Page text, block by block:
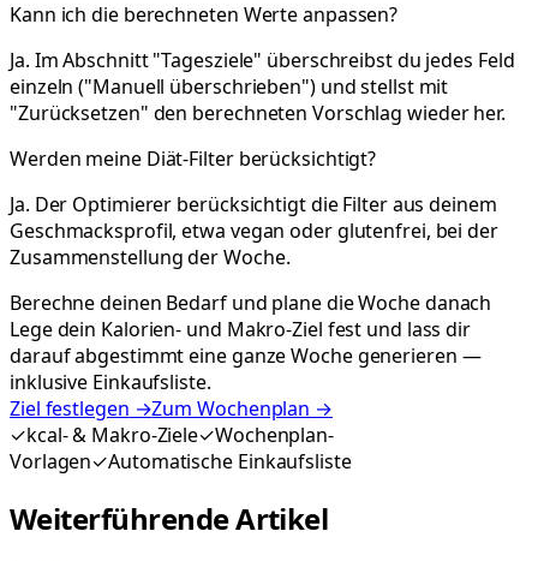
Kann ich die berechneten Werte anpassen?
Ja. Im Abschnitt "Tagesziele" überschreibst du jedes Feld
einzeln ("Manuell überschrieben") und stellst mit
"Zurücksetzen" den berechneten Vorschlag wieder her.
Werden meine Diät-Filter berücksichtigt?
Ja. Der Optimierer berücksichtigt die Filter aus deinem
Geschmacksprofil, etwa vegan oder glutenfrei, bei der
Zusammenstellung der Woche.
Berechne deinen Bedarf und plane die Woche danach
Lege dein Kalorien- und Makro-Ziel fest und lass dir
darauf abgestimmt eine ganze Woche generieren —
inklusive Einkaufsliste.
Ziel festlegen →Zum Wochenplan →
✓kcal- & Makro-Ziele✓Wochenplan-
Vorlagen✓Automatische Einkaufsliste
Weiterführende Artikel